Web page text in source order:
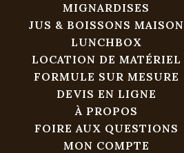
MIGNARDISES
JUS & BOISSONS MAISON
LUNCHBOX
LOCATION DE MATÉRIEL
FORMULE SUR MESURE
DEVIS EN LIGNE
À PROPOS
FOIRE AUX QUESTIONS
MON COMPTE